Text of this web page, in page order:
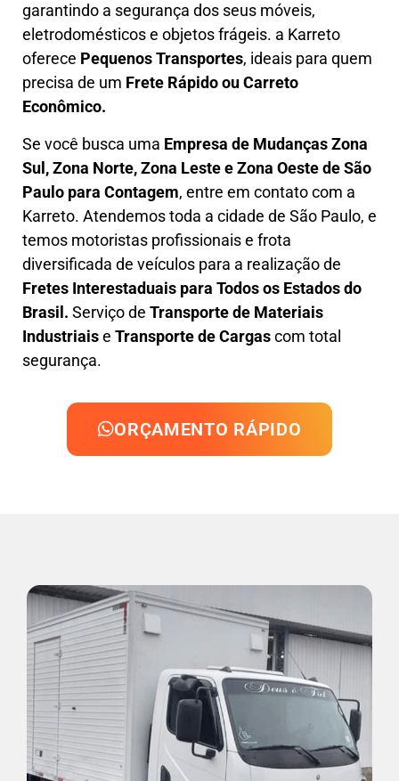
garantindo a segurança dos seus móveis,
eletrodomésticos e objetos frágeis. a Karreto
oferece Pequenos Transportes, ideais para quem
precisa de um Frete Rápido ou Carreto
Econômico.
Se você busca uma Empresa de Mudanças Zona
Sul, Zona Norte, Zona Leste e Zona Oestede São
Paulo para Contagem, entre em contato com a
Karreto. Atendemos toda a cidade de São Paulo, e
temos motoristas profissionais e frota
diversificada de veículos para a realização de
Fretes Interestaduais para Todos os Estados do
Brasil. Serviço de Transporte de Materiais
Industriaise Transporte de Cargascom total
segurança.
ORÇAMENTO RÁPIDO